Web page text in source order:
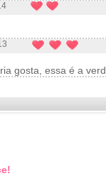
gosta, essa é a